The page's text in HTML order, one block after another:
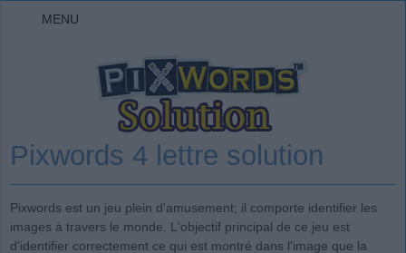
MENU
Pixwords 4 lettre solution
Pixwords est un jeu plein d'amusement; il comporte identifier les
images à travers le monde. L'objectif principal de ce jeu est
d'identifier correctement ce qui est montré dans l'image que la